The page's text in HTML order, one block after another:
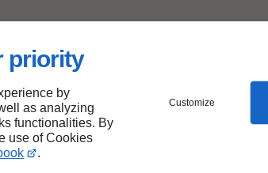
priority
by
as analyzing
functionalities. By
use of Cookies
.
Customize